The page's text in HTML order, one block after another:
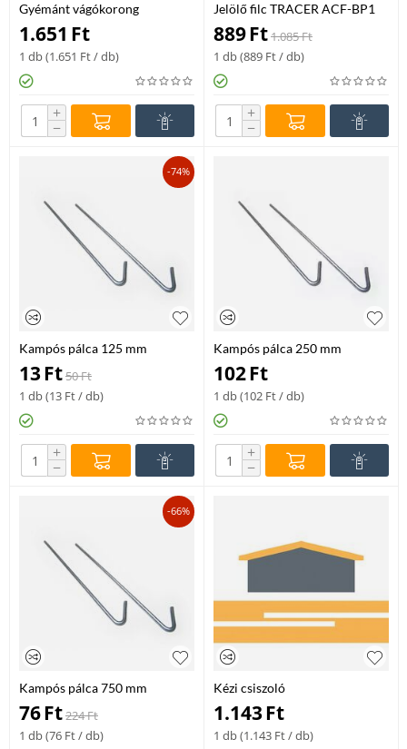
Gyémánt vágókorong
folytonos 125 mm
1.651 Ft
1 db (1.651 Ft/ db)
+
−
Jelölő filc TRACER ACF-BP1
övre cs. fekete eltőmődésment
889Ft1.085Ft
1 db (889 Ft/ db)
+
−
-74%
Kampós pálca 125 mm
13Ft50Ft
1 db (13 Ft/ db)
+
−
Kampós pálca 250 mm
102Ft
1 db (102 Ft/ db)
+
−
-66%
Kampós pálca 750 mm
76Ft224Ft
1 db (76 Ft/ db)
Kézi csiszoló
1.143Ft
1 db (1.143 Ft/ db)